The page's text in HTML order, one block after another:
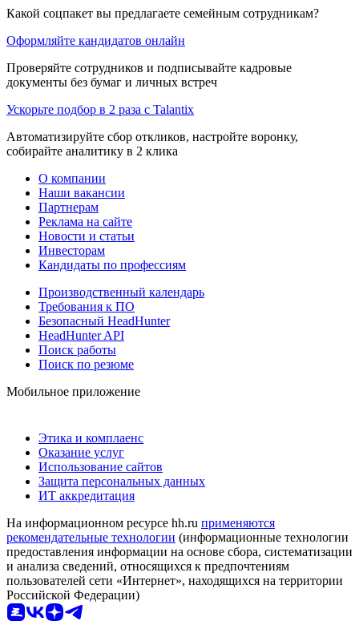
Какой соцпакет вы предлагаете семейным сотрудникам?
Оформляйте кандидатов онлайн
Проверяйте сотрудников и подписывайте кадровые
документы без бумаг и личных встреч
Ускорьте подбор в 2 раза с Talantix
Автоматизируйте сбор откликов, настройте воронку,
собирайте аналитику в 2 клика
О компании
Наши вакансии
Партнерам
Реклама на сайте
Новости и статьи
Инвесторам
Кандидаты по профессиям
Производственный календарь
Требования к ПО
Безопасный HeadHunter
HeadHunter API
Поиск работы
Поиск по резюме
Мобильное приложение
Этика и комплаенс
Оказание услуг
Использование сайтов
Защита персональных данных
ИТ аккредитация
На информационном ресурсе hh.ru применяются
рекомендательные технологии (информационные технологии
предоставления информации на основе сбора, систематизации
и анализа сведений, относящихся к предпочтениям
пользователей сети «Интернет», находящихся на территории
Российской Федерации)